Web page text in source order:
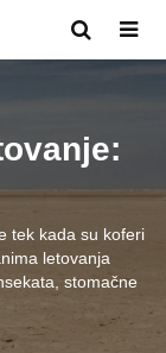
tek kada su koferi
letovanja
stomačne